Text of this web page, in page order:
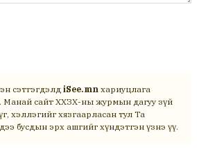
сэтгэгдэлд iSee.mn хариуцлага
Манай сайт ХХЗХ-ны журмын дагуу зүй
хэллэгийг хязгаарласан тул Та
бусдын эрх ашгийг хүндэтгэн үзнэ үү.